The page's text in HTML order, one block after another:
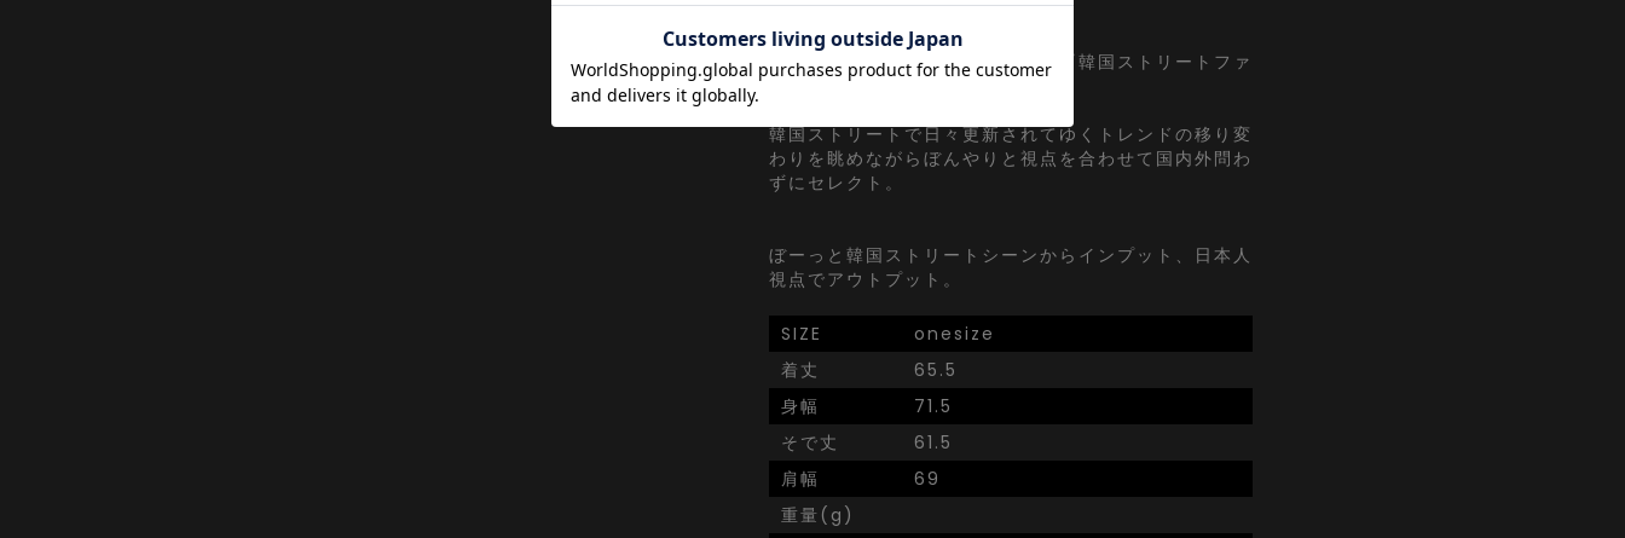
a point of view...
[日本人の視点]からセレクトする『韓国ストリートファ
ッション』がコンセプト。
韓国ストリートで日々更新されてゆくトレンドの移り変
わりを眺めながらぼんやりと視点を合わせて国内外問わ
ずにセレクト。
ぼーっと韓国ストリートシーンからインプット、日本人
視点でアウトプット。
SIZE
onesize
着丈
65.5
身幅
71.5
そで丈
61.5
肩幅
69
重量(g)